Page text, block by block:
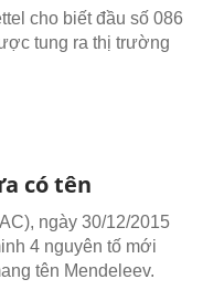
cho biết đầu số 086
tung ra thị trường
có tên
ngày 30/12/2015
4 nguyên tố mới
tên Mendeleev.